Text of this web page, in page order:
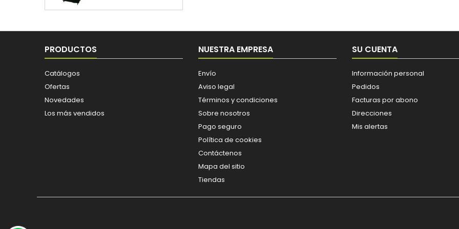
PRODUCTOS
Catálogos
Ofertas
Novedades
Los más vendidos
NUESTRA EMPRESA
Envío
Aviso legal
Términos y condiciones
Sobre nosotros
Pago seguro
Política de cookies
Contáctenos
Mapa del sitio
Tiendas
SU CUENTA
Información personal
Pedidos
Facturas por abono
Direcciones
Mis alertas